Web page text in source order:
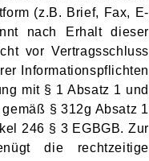
(z.B. Brief, Fax, E-
nach Erhalt dieser
vor Vertragsschluss
Informationspflichten
mit § 1 Absatz 1 und
§ 312g Absatz 1
246 § 3 EGBGB. Zur
die rechtzeitige